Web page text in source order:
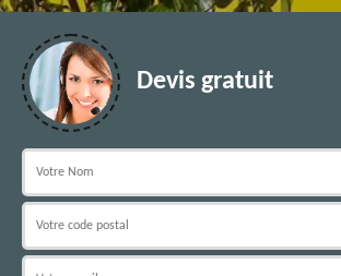
Devis gratuit